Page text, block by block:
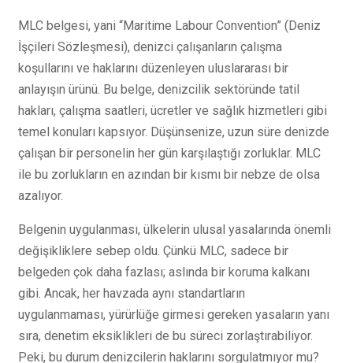
MLC belgesi, yani “Maritime Labour Convention” (Deniz
İşçileri Sözleşmesi), denizci çalışanların çalışma
koşullarını ve haklarını düzenleyen uluslararası bir
anlayışın ürünü. Bu belge, denizcilik sektöründe tatil
hakları, çalışma saatleri, ücretler ve sağlık hizmetleri gibi
temel konuları kapsıyor. Düşünsenize, uzun süre denizde
çalışan bir personelin her gün karşılaştığı zorluklar. MLC
ile bu zorlukların en azından bir kısmı bir nebze de olsa
azalıyor.
Belgenin uygulanması, ülkelerin ulusal yasalarında önemli
değişikliklere sebep oldu. Çünkü MLC, sadece bir
belgeden çok daha fazlası; aslında bir koruma kalkanı
gibi. Ancak, her havzada aynı standartların
uygulanmaması, yürürlüğe girmesi gereken yasaların yanı
sıra, denetim eksiklikleri de bu süreci zorlaştırabiliyor.
Peki, bu durum denizcilerin haklarını sorgulatmıyor mu?